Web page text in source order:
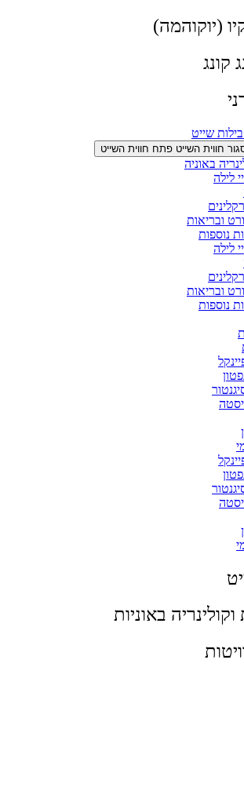
(יוקוהמה)
קונג
שייט
חווית השייט פתח חווית השייט
באוניה
לילה
ובריאות
נוספות​
לילה
ובריאות
נוספות​
באוניות